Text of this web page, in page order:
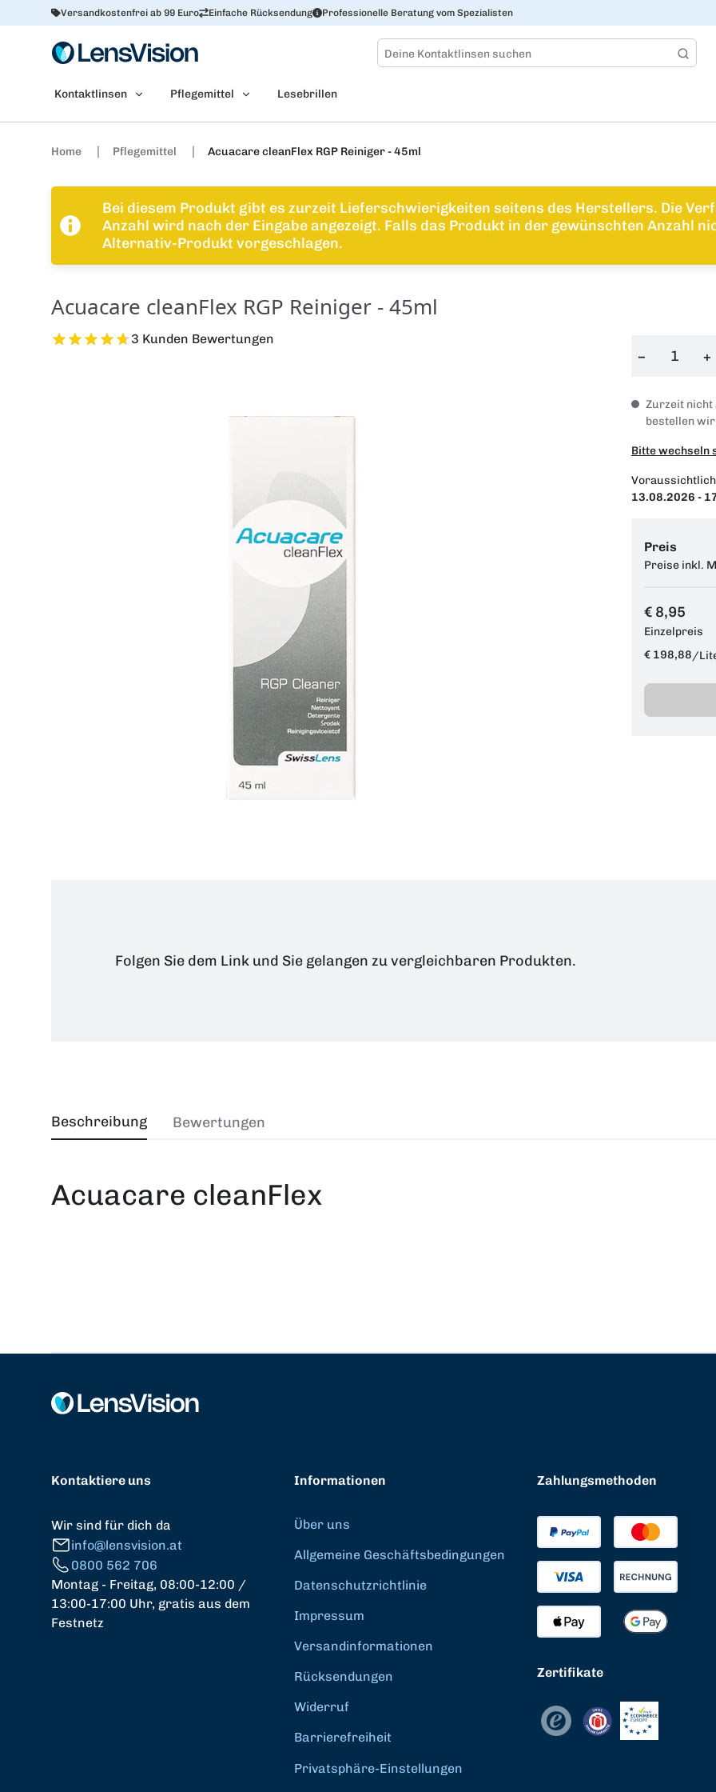
Versandkostenfrei ab 99 Euro Einfache Rücksendung Professionelle Beratung vom Spezialisten
Kontaktlinsen Pflegemittel Lesebrillen
Home Pflegemittel Acuacare cleanFlex RGP Reiniger - 45ml
Bei diesem Produkt gibt es zurzeit Lieferschwierigkeiten seitens des Herstellers. Die
Anzahl wird nach der Eingabe angezeigt. Falls das Produkt in der gewünschten Anzahl
Alternativ-Produkt vorgeschlagen.
Acuacare cleanFlex RGP Reiniger - 45ml
3 Kunden Bewertungen
−
+
Zurzeit nicht
bestellen
Bitte wechseln
13.08.2026 -
Preis
Preise inkl.
€ 8,95
Einzelpreis
€ 198,88/
Folgen Sie dem Link und Sie gelangen zu vergleichbaren Produkten.
Beschreibung
Acuacare cleanFlex
Bewertungen
Kontaktiere uns
Wir sind für dich da
info@lensvision.at
0800 562 706
Montag - Freitag, 08:00-12:00 /
13:00-17:00 Uhr, gratis aus dem
Festnetz
Informationen
Über uns
Allgemeine Geschäftsbedingungen
Datenschutzrichtlinie
Impressum
Versandinformationen
Rücksendungen
Widerruf
Barrierefreiheit
Privatsphäre-Einstellungen
Zahlungsmethoden
Zertifikate